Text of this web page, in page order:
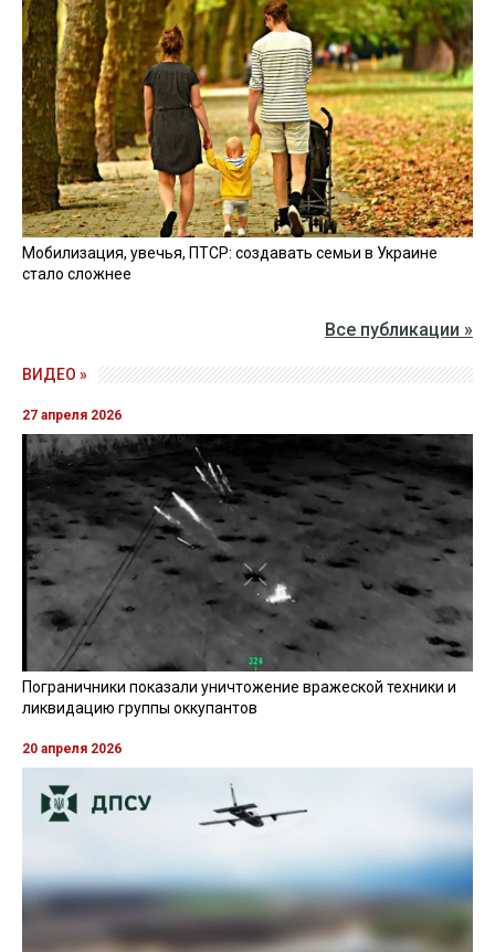
Мобилизация, увечья, ПТСР: создавать семьи в Украине
стало сложнее
Все публикации »
ВИДЕО »
27 апреля 2026
Пограничники показали уничтожение вражеской техники и
ликвидацию группы оккупантов
20 апреля 2026